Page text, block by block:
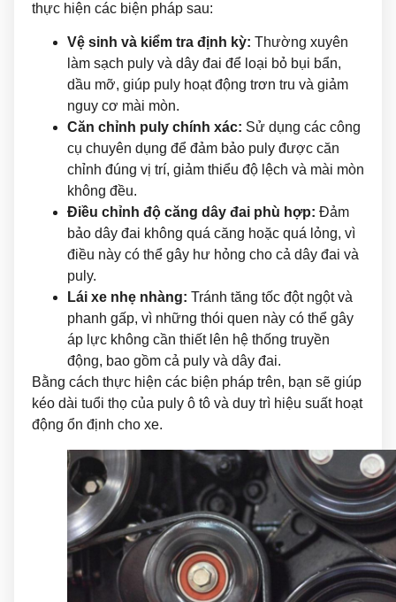
thực hiện các biện pháp sau:
Vệ sinh và kiểm tra định kỳ: Thường xuyên
làm sạch puly và dây đai để loại bỏ bụi bẩn,
dầu mỡ, giúp puly hoạt động trơn tru và giảm
nguy cơ mài mòn.
Căn chỉnh puly chính xác: Sử dụng các công
cụ chuyên dụng để đảm bảo puly được căn
chỉnh đúng vị trí, giảm thiểu độ lệch và mài mòn
không đều.
Điều chỉnh độ căng dây đai phù hợp: Đảm
bảo dây đai không quá căng hoặc quá lỏng, vì
điều này có thể gây hư hỏng cho cả dây đai và
puly.
Lái xe nhẹ nhàng: Tránh tăng tốc đột ngột và
phanh gấp, vì những thói quen này có thể gây
áp lực không cần thiết lên hệ thống truyền
động, bao gồm cả puly và dây đai.
Bằng cách thực hiện các biện pháp trên, bạn sẽ giúp
kéo dài tuổi thọ của puly ô tô và duy trì hiệu suất hoạt
động ổn định cho xe.